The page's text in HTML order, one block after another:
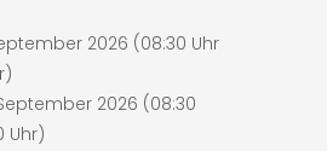
2026 (08:30 Uhr
2026 (08:30
Uhr)